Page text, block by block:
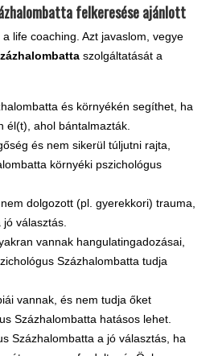
felkeresése ajánlott
life coaching. Azt javaslom, vegye
szolgáltatását a
és környékén segíthet, ha
él(t), ahol bántalmazták.
és nem sikerül túljutni rajta,
környéki pszichológus
dolgozott (pl. gyerekkori) trauma,
választás.
vannak hangulatingadozásai,
Százhalombatta tudja
vannak, és nem tudja őket
Százhalombatta hatásos lehet.
Százhalombatta a jó választás, ha